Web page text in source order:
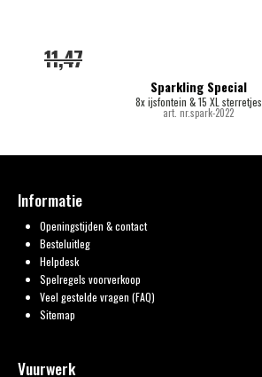
Sparkling Special
8x ijsfontein & 15 XL sterretjes
art. nr.spark-2022
11,47
Informatie
Openingstijden & contact
Besteluitleg
Helpdesk
Spelregels voorverkoop
Veel gestelde vragen (FAQ)
Sitemap
Vuurwerk